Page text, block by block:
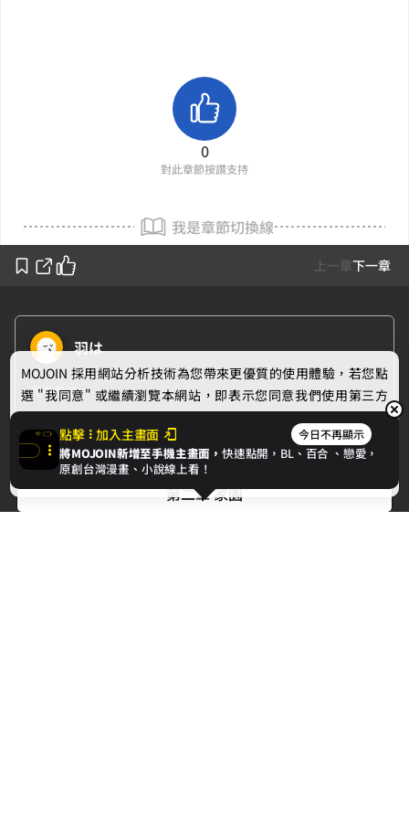
上一章下一章
0
對此章節按讚支持
我是章節切換線
羽は
作者的話
下一章
第二章 家園
點擊 加入主畫面 今日不再顯示
將MOJOIN新增至手機主畫面，快速點開，BL、 百合 、戀愛，
原創台灣漫畫、小說線上看！
MOJOIN 採用網站分析技術為您帶來更優質的使用體驗，若您點
選 "我同意" 或繼續瀏覽本網站，即表示您同意我們使用第三方
Cookie，欲瞭解更多資訊請見隱私權政策。
我同意